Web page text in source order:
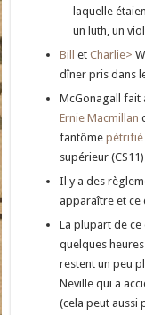
laquelle
un luth, un
Bill
etCharlie>
dîner pris dans
McGonagall fait
Ernie Macmillan
fantômepétrifié
supérieur (CS11)
Il y a des
apparaître et ce
La plupart de
quelques
restent un peu
Neville qui a
(cela peut aussi